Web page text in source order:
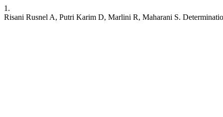
1.
Risani Rusnel A, Putri Karim D, Marlini R, Maharani S.